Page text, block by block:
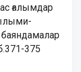
ғалымдар
375